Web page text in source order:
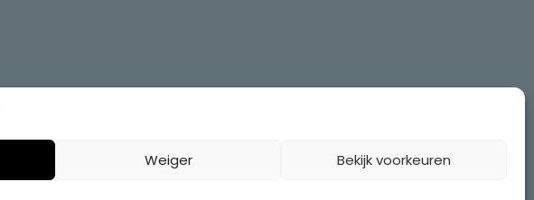
Weiger Bekijk voorkeuren